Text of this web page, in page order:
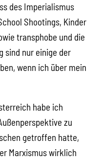
des Imperialismus
Shootings, Kinder
transphobe und die
sind nur einige der
wenn ich über mein
habe ich
zu
getroffen hatte,
Marxismus wirklich